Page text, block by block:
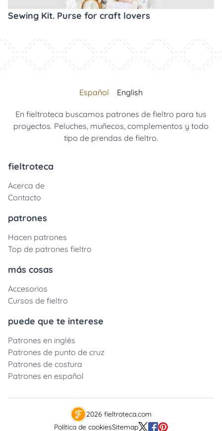
Sewing Kit. Purse for craft lovers
Español English
En fieltroteca buscamos patrones de fieltro para tus
proyectos. Peluches, muñecos, complementos y todo
tipo de prendas de fieltro.
fieltroteca
Acerca de
Contacto
patrones
Hacen patrones
Top de patrones fieltro
más cosas
Accesorios
Cursos de fieltro
puede que te interese
Patrones en inglés
Patrones de punto de cruz
Patrones de costura
Patrones en español
2026 fieltroteca.com
Política de cookiesSitemap